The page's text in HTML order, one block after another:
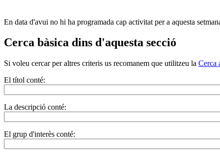
En data d'avui no hi ha programada cap activitat per a aquesta
Cerca bàsica dins d'aquesta secció
Si voleu cercar per altres criteris us recomanem que utilitzeu la Cerca
El títol conté:
La descripció conté:
El grup d'interès conté: